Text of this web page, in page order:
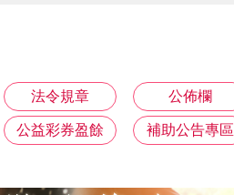
法令規章 公佈欄
公益彩券盈餘 補助公告專區